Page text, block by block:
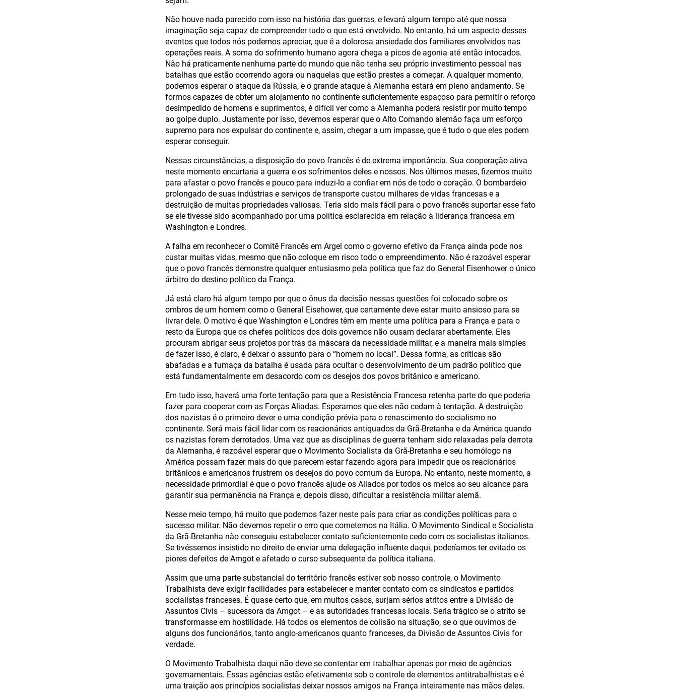
Não houve nada parecido com isso na história das guerras, e levará algum tempo até que nossa
imaginação seja capaz de compreender tudo o que está envolvido. No entanto, há um aspecto desses
eventos que todos nós podemos apreciar, que é a dolorosa ansiedade dos familiares envolvidos nas
operações reais. A soma do sofrimento humano agora chega a picos de agonia até então intocados.
Não há praticamente nenhuma parte do mundo que não tenha seu próprio investimento pessoal nas
batalhas que estão ocorrendo agora ou naquelas que estão prestes a começar. A qualquer momento,
podemos esperar o ataque da Rússia, e o grande ataque à Alemanha estará em pleno andamento. Se
formos capazes de obter um alojamento no continente suficientemente espaçoso para permitir o reforço
desimpedido de homens e suprimentos, é difícil ver como a Alemanha poderá resistir por muito tempo
ao golpe duplo. Justamente por isso, devemos esperar que o Alto Comando alemão faça um esforço
supremo para nos expulsar do continente e, assim, chegar a um impasse, que é tudo o que eles podem
esperar conseguir.
Nessas circunstâncias, a disposição do povo francês é de extrema importância. Sua cooperação ativa
neste momento encurtaria a guerra e os sofrimentos deles e nossos. Nos últimos meses, fizemos muito
para afastar o povo francês e pouco para induzi-lo a confiar em nós de todo o coração. O bombardeio
prolongado de suas indústrias e serviços de transporte custou milhares de vidas francesas e a
destruição de muitas propriedades valiosas. Teria sido mais fácil para o povo francês suportar esse fato
se ele tivesse sido acompanhado por uma política esclarecida em relação à liderança francesa em
Washington e Londres.
A falha em reconhecer o Comitê Francês em Argel como o governo efetivo da França ainda pode nos
custar muitas vidas, mesmo que não coloque em risco todo o empreendimento. Não é razoável esperar
que o povo francês demonstre qualquer entusiasmo pela política que faz do General Eisenhower o único
árbitro do destino político da França.
Já está claro há algum tempo por que o ônus da decisão nessas questões foi colocado sobre os
ombros de um homem como o General Eisehower, que certamente deve estar muito ansioso para se
livrar dele. O motivo é que Washington e Londres têm em mente uma política para a França e para o
resto da Europa que os chefes políticos dos dois governos não ousam declarar abertamente. Eles
procuram abrigar seus projetos por trás da máscara da necessidade militar, e a maneira mais simples
de fazer isso, é claro, é deixar o assunto para o “homem no local”. Dessa forma, as críticas são
abafadas e a fumaça da batalha é usada para ocultar o desenvolvimento de um padrão político que
está fundamentalmente em desacordo com os desejos dos povos britânico e americano.
Em tudo isso, haverá uma forte tentação para que a Resistência Francesa retenha parte do que poderia
fazer para cooperar com as Forças Aliadas. Esperamos que eles não cedam à tentação. A destruição
dos nazistas é o primeiro dever e uma condição prévia para o renascimento do socialismo no
continente. Será mais fácil lidar com os reacionários antiquados da Grã-Bretanha e da América quando
os nazistas forem derrotados. Uma vez que as disciplinas de guerra tenham sido relaxadas pela derrota
da Alemanha, é razoável esperar que o Movimento Socialista da Grã-Bretanha e seu homólogo na
América possam fazer mais do que parecem estar fazendo agora para impedir que os reacionários
britânicos e americanos frustrem os desejos do povo comum da Europa. No entanto, neste momento, a
necessidade primordial é que o povo francês ajude os Aliados por todos os meios ao seu alcance para
garantir sua permanência na França e, depois disso, dificultar a resistência militar alemã.
Nesse meio tempo, há muito que podemos fazer neste país para criar as condições políticas para o
sucesso militar. Não devemos repetir o erro que cometemos na Itália. O Movimento Sindical e Socialista
da Grã-Bretanha não conseguiu estabelecer contato suficientemente cedo com os socialistas italianos.
Se tivéssemos insistido no direito de enviar uma delegação influente daqui, poderíamos ter evitado os
piores defeitos de Amgot e afetado o curso subsequente da política italiana.
Assim que uma parte substancial do território francês estiver sob nosso controle, o Movimento
Trabalhista deve exigir facilidades para estabelecer e manter contato com os sindicatos e partidos
socialistas franceses. É quase certo que, em muitos casos, surjam sérios atritos entre a Divisão de
Assuntos Civis – sucessora da Amgot – e as autoridades francesas locais. Seria trágico se o atrito se
transformasse em hostilidade. Há todos os elementos de colisão na situação, se o que ouvimos de
alguns dos funcionários, tanto anglo-americanos quanto franceses, da Divisão de Assuntos Civis for
verdade.
O Movimento Trabalhista daqui não deve se contentar em trabalhar apenas por meio de agências
governamentais. Essas agências estão efetivamente sob o controle de elementos antitrabalhistas e é
uma traição aos princípios socialistas deixar nossos amigos na França inteiramente nas mãos deles.